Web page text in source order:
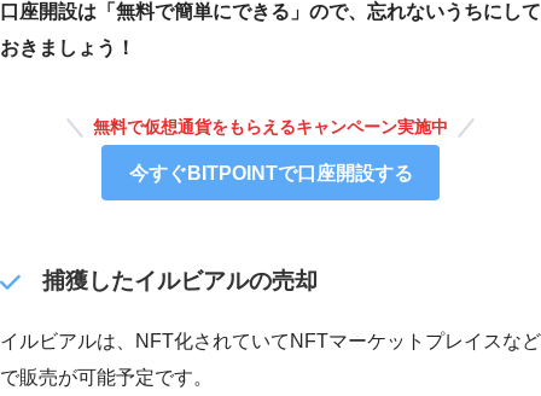
口座開設は「無料で簡単にできる」ので、忘れないうちにして
おきましょう！
無料で仮想通貨をもらえるキャンペーン実施中
今すぐBITPOINTで口座開設する
捕獲したイルビアルの売却
イルビアルは、NFT化されていてNFTマーケットプレイスなど
で販売が可能予定です。